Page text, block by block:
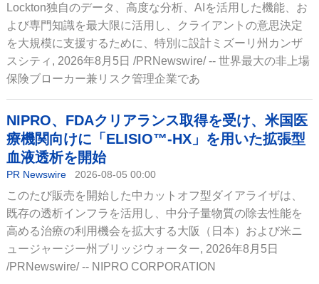
Lockton独自のデータ、高度な分析、AIを活用した機能、お
よび専門知識を最大限に活用し、クライアントの意思決定
を大規模に支援するために、特別に設計ミズーリ州カンザ
スシティ, 2026年8月5日 /PRNewswire/ -- 世界最大の非上場
保険ブローカー兼リスク管理企業であ
NIPRO、FDAクリアランス取得を受け、米国医
療機関向けに「ELISIO™-HX」を用いた拡張型
血液透析を開始
PR Newswire 2026-08-05 00:00
このたび販売を開始した中カットオフ型ダイアライザは、
既存の透析インフラを活用し、中分子量物質の除去性能を
高める治療の利用機会を拡大する大阪（日本）および米ニ
ュージャージー州ブリッジウォーター, 2026年8月5日
/PRNewswire/ -- NIPRO CORPORATION